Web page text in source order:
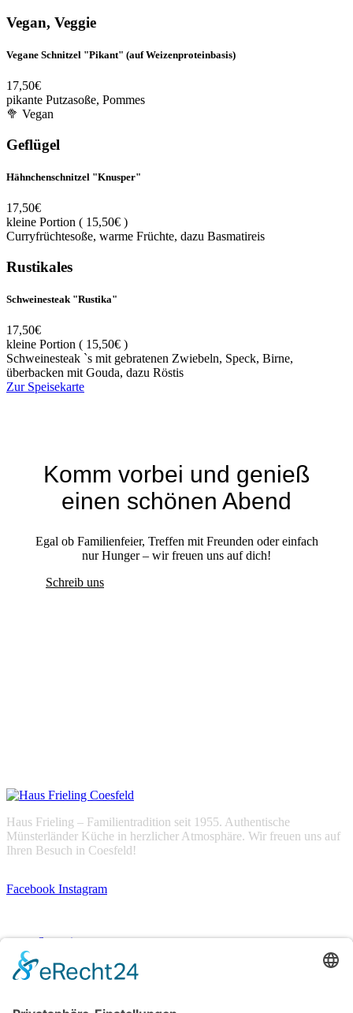
Vegan, Veggie
Vegane Schnitzel "Pikant" (auf Weizenproteinbasis)
17,50€
pikante Putzasoße, Pommes
🥦 Vegan
Geflügel
Hähnchenschnitzel "Knusper"
17,50€
kleine Portion ( 15,50€ )
Curryfrüchtesoße, warme Früchte, dazu Basmatireis
Rustikales
Schweinesteak "Rustika"
17,50€
kleine Portion ( 15,50€ )
Schweinesteak `s mit gebratenen Zwiebeln, Speck, Birne,
überbacken mit Gouda, dazu Röstis
Zur Speisekarte
Komm vorbei und genieß
einen schönen Abend
Egal ob Familienfeier, Treffen mit Freunden oder einfach
nur Hunger – wir freuen uns auf dich!
Schreib uns
Haus Frieling – Familientradition seit 1955. Authentische
Münsterländer Küche in herzlicher Atmosphäre. Wir freuen uns auf
Ihren Besuch in Coesfeld!
Facebook Instagram
Startseite
Speisekarte
Team